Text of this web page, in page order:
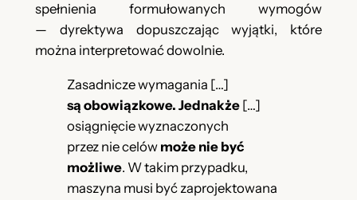
spełnienia formułowanych wymogów
— dyrektywa dopuszczając wyjątki, które
można interpretować dowolnie.
Zasadnicze wymagania […]
są obowiązkowe. Jednakże[…]
osiągnięcie wyznaczonych
przez nie celów może nie być
możliwe. W takim przypadku,
maszyna musi być zaprojektowana